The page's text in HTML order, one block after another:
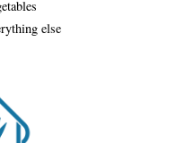
else